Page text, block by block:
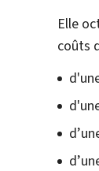
Elle
coûts